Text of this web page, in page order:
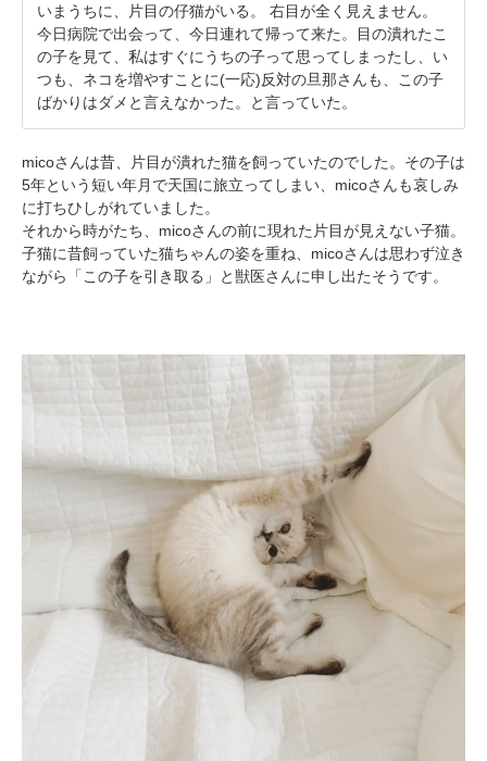
いまうちに、片目の仔猫がいる。 右目が全く見えません。
今日病院で出会って、今日連れて帰って来た。目の潰れたこ
の子を見て、私はすぐにうちの子って思ってしまったし、い
つも、ネコを増やすことに(一応)反対の旦那さんも、この子
ばかりはダメと言えなかった。と言っていた。
micoさんは昔、片目が潰れた猫を飼っていたのでした。その子は
5年という短い年月で天国に旅立ってしまい、micoさんも哀しみ
に打ちひしがれていました。
それから時がたち、micoさんの前に現れた片目が見えない子猫。
子猫に昔飼っていた猫ちゃんの姿を重ね、micoさんは思わず泣き
ながら「この子を引き取る」と獣医さんに申し出たそうです。